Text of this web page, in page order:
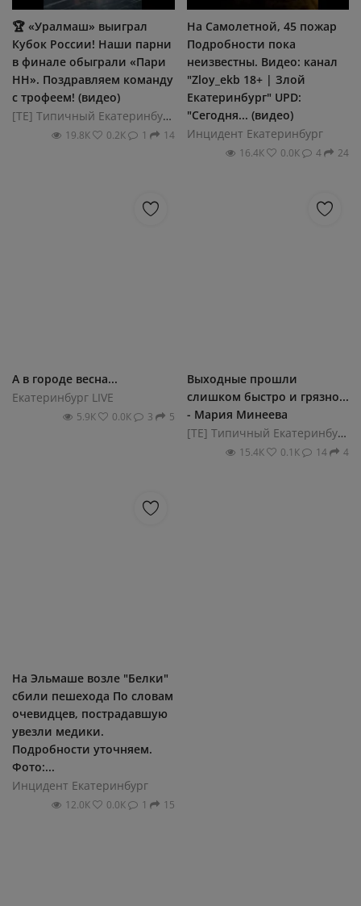
🏆 «Уралмаш» выиграл
Кубок России! Наши парни
в финале обыграли «Пари
НН». Поздравляем команду
с трофеем! (видео)
[ТЕ] Типичный Екатеринбург
19.8К 0.2К 1 14
На Самолетной, 45 пожар
Подробности пока
неизвестны. Видео: канал
"Zloy_ekb 18+ | Злой
Екатеринбург" UPD:
"Сегодня... (видео)
Инцидент Екатеринбург
16.4К 0.0К 4 24
А в городе весна...
Екатеринбург LIVE
5.9К 0.0К 3 5
Выходные прошли
слишком быстро и грязно...
- Мария Минеева
[ТЕ] Типичный Екатеринбург
15.4К 0.1К 14 4
На Эльмаше возле "Белки"
сбили пешехода По словам
очевидцев, пострадавшую
увезли медики.
Подробности уточняем.
Фото:...
Инцидент Екатеринбург
12.0К 0.0К 1 15